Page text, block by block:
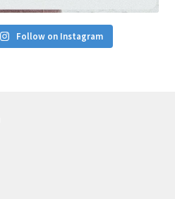
Follow on Instagram